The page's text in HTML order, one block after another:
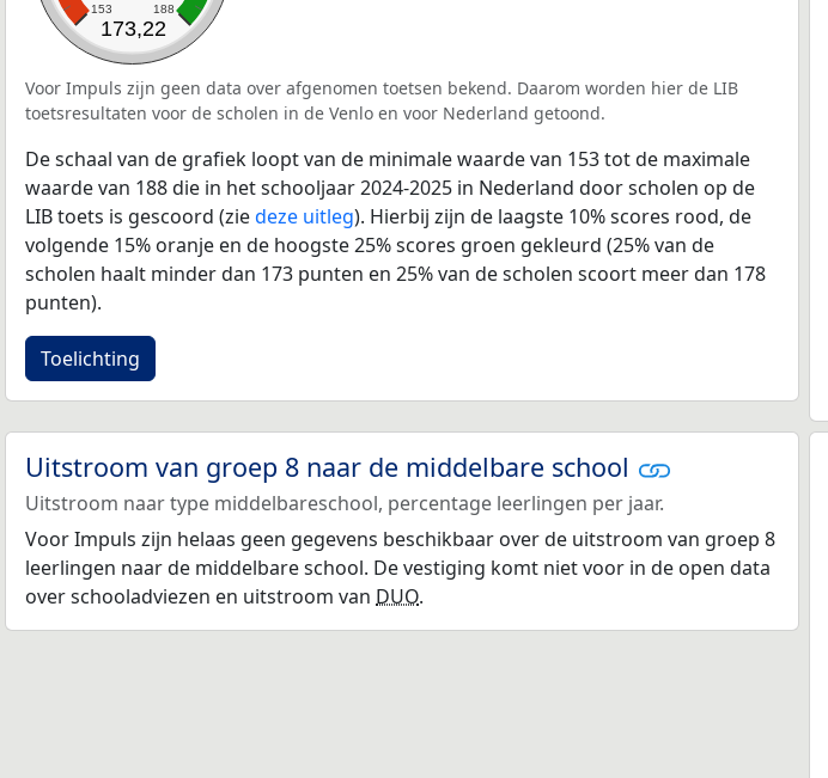
153 188
173,22
Voor Impuls zijn geen data over afgenomen toetsen bekend. Daarom worden hier de LIB
toetsresultaten voor de scholen in de Venlo en voor Nederland getoond.
De schaal van de grafiek loopt van de minimale waarde van 153 tot de maximale
waarde van 188 die in het schooljaar 2024-2025 in Nederland door scholen op de
LIB toets is gescoord (ziedeze uitleg). Hierbij zijn de laagste 10% scores rood, de
volgende 15% oranje en de hoogste 25% scores groen gekleurd (25% van de
scholen haalt minder dan 173 punten en 25% van de scholen scoort meer dan 178
punten).
Toelichting
Uitstroom van groep 8 naar de middelbare school
Uitstroom naar type middelbareschool, percentage leerlingen per jaar.
Voor Impuls zijn helaas geen gegevens beschikbaar over de uitstroom van groep 8
leerlingen naar de middelbare school. De vestiging komt niet voor in de open data
over schooladviezen en uitstroom van DUO.